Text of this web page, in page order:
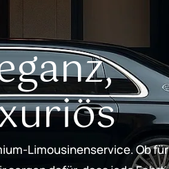
Limousinenservice. Ob für